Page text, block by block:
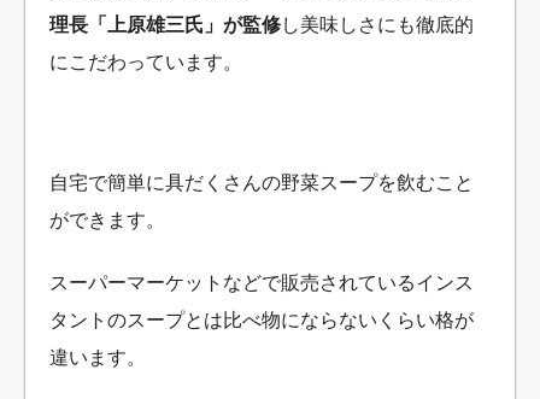
理長「上原雄三氏」が監修し美味しさにも徹底的
にこだわっています。
自宅で簡単に具だくさんの野菜スープを飲むこと
ができます。
スーパーマーケットなどで販売されているインス
タントのスープとは比べ物にならないくらい格が
違います。